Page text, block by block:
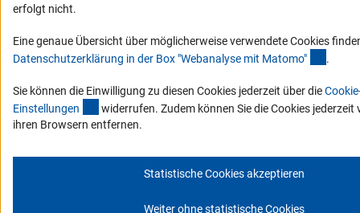
erfolgt nicht.
Eine genaue Übersicht über möglicherweise verwendete Cookies
Datenschutzerklärung in der Box "Webanalyse mit Matomo" .
Sie können die Einwilligung zu diesen Cookies jederzeit über die
Einstellungen (interner Link)
widerrufen. Zudem können Sie die Cookies jederzeit
ihren Browsern entfernen.
Statistische Cookies akzeptieren
Weiter ohne statistische Cookies